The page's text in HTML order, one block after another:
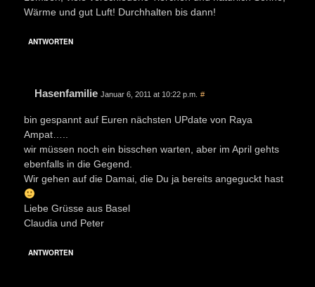
Wärme und gut Luft! Durchhalten bis dann!
ANTWORTEN
Hasenfamilie Januar 6, 2011 at 10:22 p.m. #
bin gespannt auf Euren nächsten UPdate von Raya
Ampat…..
wir müssen noch ein bisschen warten, aber im April gehts
ebenfalls in die Gegend.
Wir gehen auf die Damai, die Du ja bereits angeguckt hast
Liebe Grüsse aus Basel
Claudia und Peter
ANTWORTEN